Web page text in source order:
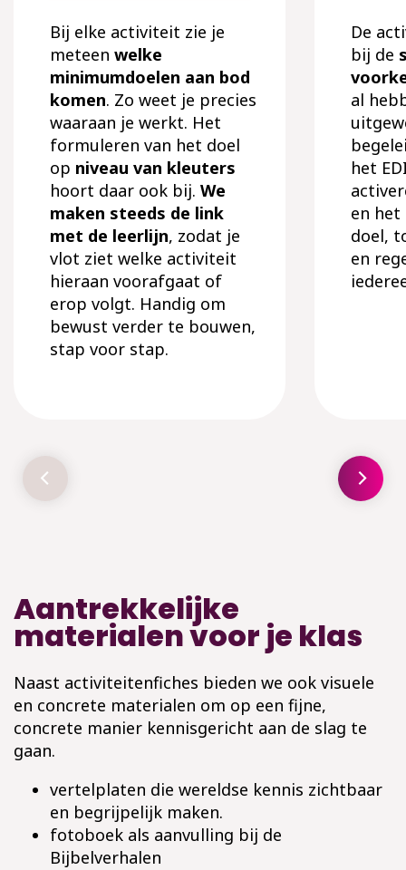
Bij elke activiteit zie je
meteen welke
minimumdoelen aan bod
komen. Zo weet je precies
waaraan je werkt. Het
formuleren van het doel
op niveau van kleuters
hoort daar ook bij. We
maken steeds de link
met de leerlijn, zodat je
vlot ziet welke activiteit
hieraan voorafgaat of
erop volgt. Handig om
bewust verder te bouwen,
stap voor stap.
De
bij de
al
het
en het
doel,
en
Aantrekkelijke
materialen voor je klas
Naast activiteitenfiches bieden we ook visuele
en concrete materialen om op een fijne,
concrete manier kennisgericht aan de slag te
gaan.
vertelplaten die wereldse kennis zichtbaar
en begrijpelijk maken.
fotoboek als aanvulling bij de
Bijbelverhalen